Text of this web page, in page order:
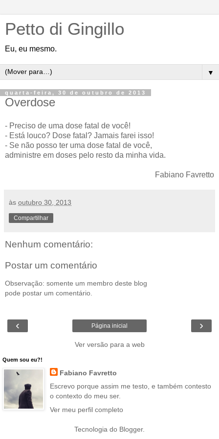
Petto di Gingillo
Eu, eu mesmo.
▼
quarta-feira, 30 de outubro de 2013
Overdose
- Preciso de uma dose fatal de você!
- Está louco? Dose fatal? Jamais farei isso!
- Se não posso ter uma dose fatal de você,
administre em doses pelo resto da minha vida.
Fabiano Favretto
às outubro 30, 2013
Compartilhar
Nenhum comentário:
Postar um comentário
Observação: somente um membro deste blog
pode postar um comentário.
‹ ›
Página inicial
Ver versão para a web
Quem sou eu?!
Fabiano Favretto
Escrevo porque assim me testo, e também contesto
o contexto do meu ser.
Ver meu perfil completo
Tecnologia do Blogger.